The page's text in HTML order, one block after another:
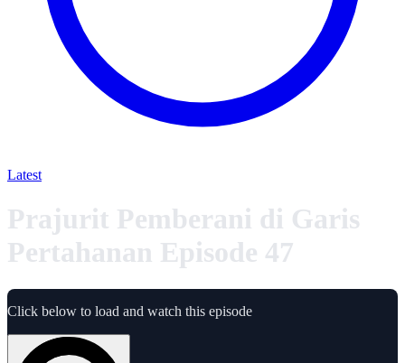
Latest
Prajurit Pemberani di Garis
Pertahanan Episode 47
Click below to load and watch this episode